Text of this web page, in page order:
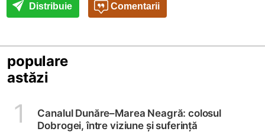
Distribuie Comentarii
populare
astăzi
1
Canalul Dunăre–Marea Neagră: colosul
Dobrogei, între viziune și suferință